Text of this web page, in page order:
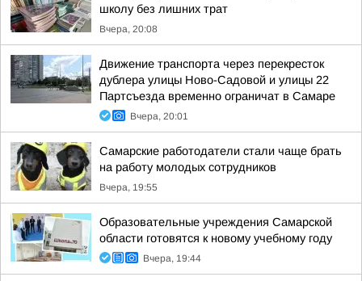
школу без лишних трат
Вчера, 20:08
Движение транспорта через перекресток
дублера улицы Ново-Садовой и улицы 22
Партсъезда временно ограничат в Самаре
Вчера, 20:01
Самарские работодатели стали чаще брать
на работу молодых сотрудников
Вчера, 19:55
Образовательные учреждения Самарской
области готовятся к новому учебному году
Вчера, 19:44